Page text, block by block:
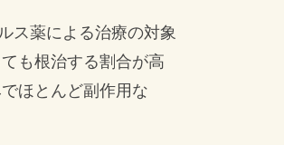
ス薬による治療の対象
も根治する割合が高
ほとんど副作用な